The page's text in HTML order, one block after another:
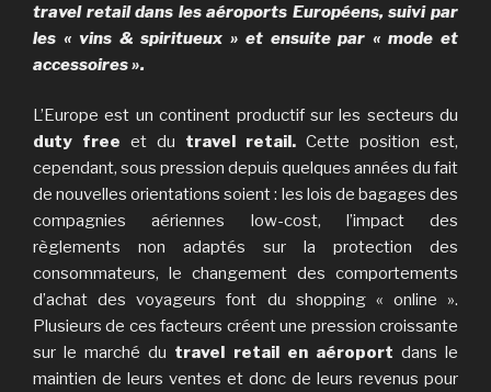
travel retail dans les aéroports Européens, suivi par
les « vins & spiritueux » et ensuite par « mode et
accessoires ».
L’Europe est un continent productif sur les secteurs du
duty free et du travel retail. Cette position est,
cependant, sous pression depuis quelques années du fait
de nouvelles orientations soient : les lois de bagages des
compagnies aériennes low-cost, l’impact des
règlements non adaptés sur la protection des
consommateurs, le changement des comportements
d’achat des voyageurs font du shopping « online ».
Plusieurs de ces facteurs créent une pression croissante
sur le marché du travel retail en aéroport dans le
maintien de leurs ventes et donc de leurs revenus pour